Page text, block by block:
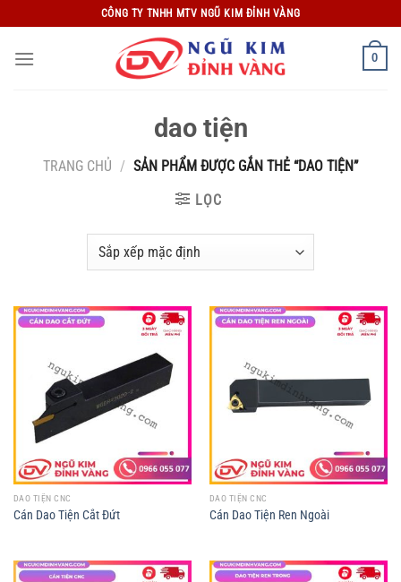
qua
nội
CÔNG TY TNHH MTV NGŨ KIM ĐỈNH VÀNG
0
dao tiện
TRANG CHỦ / SẢN PHẨM ĐƯỢC GẮN THẺ “DAO TIỆN”
LỌC
DAO TIỆN CNC
Cán Dao Tiện Cắt Đứt
DAO TIỆN CNC
Cán Dao Tiện Ren Ngoài